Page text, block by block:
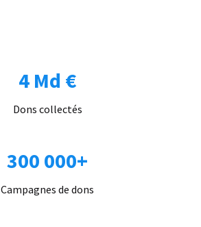
4 Md €
Dons collectés
300 000+
Campagnes de dons